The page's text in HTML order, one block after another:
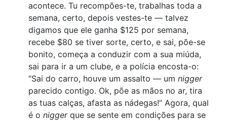
acontece. Tu recompões-te, trabalhas toda a
semana, certo, depois vestes-te — talvez
digamos que ele ganha $125 por semana,
recebe $80 se tiver sorte, certo, e sai, põe-se
bonito, começa a conduzir com a sua miúda,
sai para ir a um clube, e a polícia encosta-o:
“Sai do carro, houve um assalto — um nigger
parecido contigo. Ok, põe as mãos no ar, tira
as tuas calças, afasta as nádegas!” Agora, qual
é o niggerque se sente em condições para se